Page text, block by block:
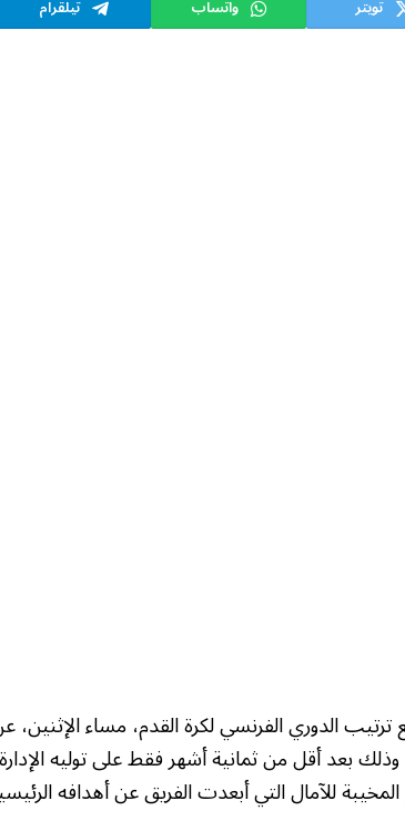
تويتر واتساب تيلقرام
ترتيب الدوري الفرنسي لكرة القدم، مساء
بعد أقل من ثمانية أشهر فقط على توليه
للآمال التي أبعدت الفريق عن أهدافه